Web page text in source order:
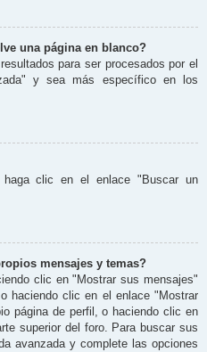
una página en blanco?
para ser procesados por el
y sea más específico en los
clic en el enlace "Buscar un
mensajes y temas?
clic en "Mostrar sus mensajes"
haciendo clic en el enlace "Mostrar
página de perfil, o haciendo clic en
superior del foro. Para buscar sus
avanzada y complete las opciones